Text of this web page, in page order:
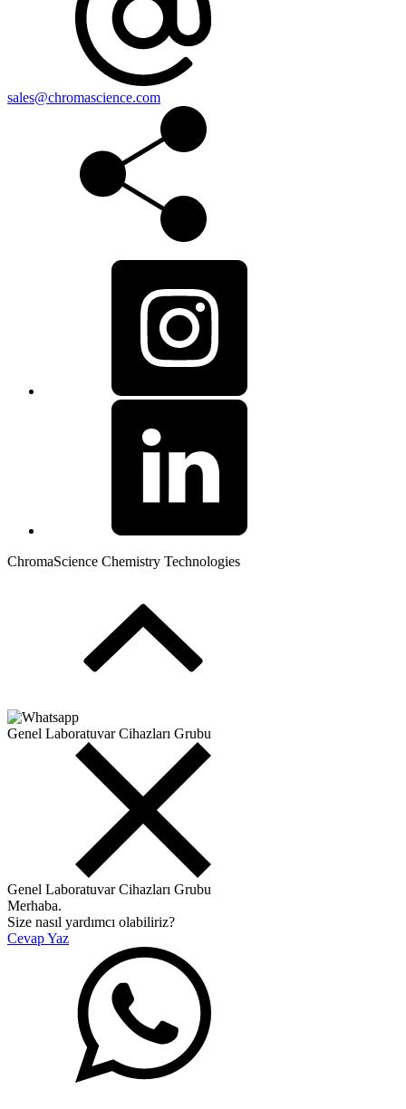
sales@chromascience.com
ChromaScience Chemistry Technologies
Genel Laboratuvar Cihazları Grubu
Genel Laboratuvar Cihazları Grubu
Merhaba.
Size nasıl yardımcı olabiliriz?
Cevap Yaz